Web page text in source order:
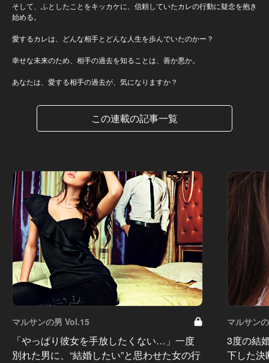
そして、ふとしたことをキッカケに、信頼していたカレの行動に疑念を抱き
始める。
愛するカレは、どんな相手とどんな人生を歩んでいたのかー？
幸せな未来のため、相手の過去を知ることは、善か悪か。
あなたは、愛する相手の過去が、気になりますか？
この連載の記事一覧
マルサンの男 Vol.15
「やっぱり彼女を手放したくない…」一度
別れた男に、“結婚したい”と思わせた女の行
マルサン
3度の結
下した決